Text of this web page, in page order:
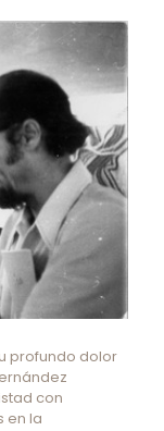
profundo dolor
con
en la